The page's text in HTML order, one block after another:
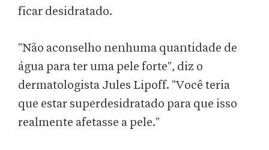
ficar desidratado.
"Não aconselho nenhuma quantidade de
água para ter uma pele forte", diz o
dermatologista Jules Lipoff. "Você teria
que estar superdesidratado para que isso
realmente afetasse a pele."